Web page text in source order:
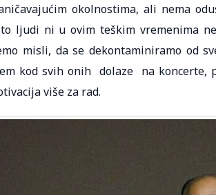
okolnostima, ali nema
ljudi ni u ovim teškim vremenima
misli, da se dekontaminiramo od
kod svih onih dolaze na koncerte,
više za rad.